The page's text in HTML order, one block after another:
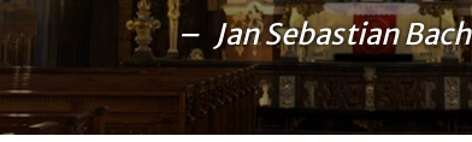
– Jan Sebastian Bach